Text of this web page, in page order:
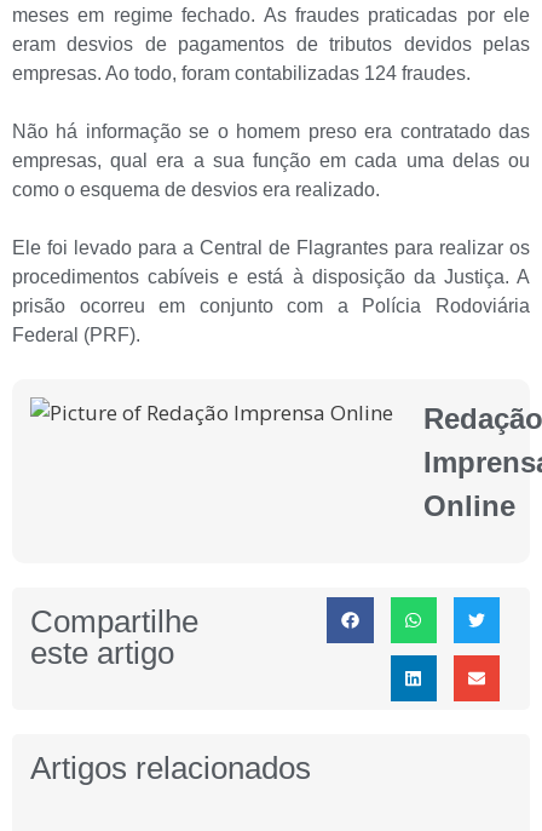
meses em regime fechado. As fraudes praticadas por ele
eram desvios de pagamentos de tributos devidos pelas
empresas. Ao todo, foram contabilizadas 124 fraudes.
Não há informação se o homem preso era contratado das
empresas, qual era a sua função em cada uma delas ou
como o esquema de desvios era realizado.
Ele foi levado para a Central de Flagrantes para realizar os
procedimentos cabíveis e está à disposição da Justiça. A
prisão ocorreu em conjunto com a Polícia Rodoviária
Federal (PRF).
Redação
Online
Compartilhe
este artigo
Artigos relacionados